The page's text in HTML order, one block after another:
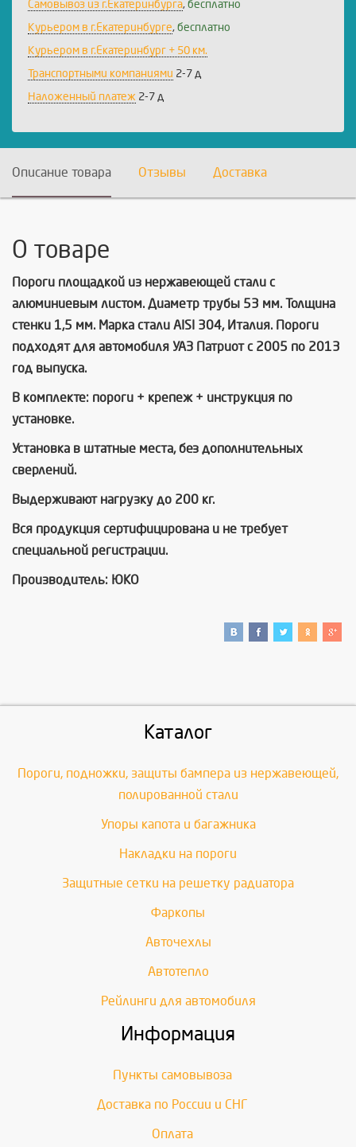
Самовывоз из г.Екатеринбурга, бесплатно
Курьером в г.Екатеринбурге, бесплатно
Курьером в г.Екатеринбург + 50 км.
Транспортными компаниями 2-7 д
Наложенный платеж 2-7 д
Описание товара Отзывы Доставка
О товаре
Пороги площадкой из нержавеющей стали с
алюминиевым листом. Диаметр трубы 53 мм. Толщина
стенки 1,5 мм. Марка стали AISI 304, Италия. Пороги
подходят для автомобиля УАЗ Патриот с 2005 по 2013
год выпуска.
В комплекте: пороги + крепеж + инструкция по
установке.
Установка в штатные места, без дополнительных
сверлений.
Выдерживают нагрузку до 200 кг.
Вся продукция сертифицирована и не требует
специальной регистрации.
Производитель: ЮКО
Каталог
Пороги, подножки, защиты бампера из нержавеющей,
полированной стали
Упоры капота и багажника
Накладки на пороги
Защитные сетки на решетку радиатора
Фаркопы
Авточехлы
Автотепло
Рейлинги для автомобиля
Информация
Пункты самовывоза
Доставка по России и СНГ
Оплата